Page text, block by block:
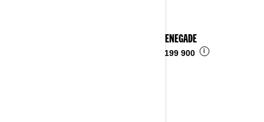
2023 RENEGADE
kr 199 900 i